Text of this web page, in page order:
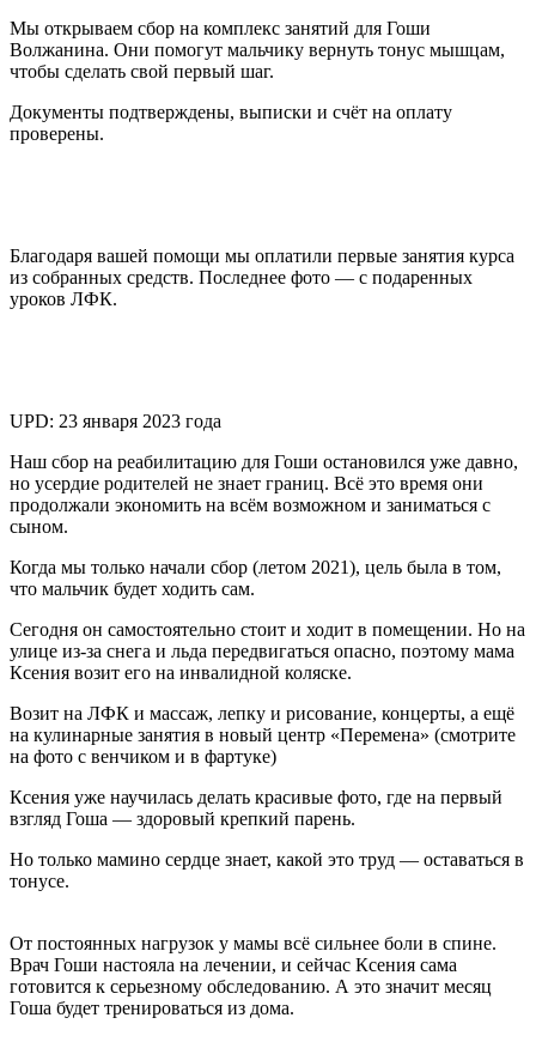
Мы открываем сбор на комплекс занятий для Гоши
Волжанина. Они помогут мальчику вернуть тонус мышцам,
чтобы сделать свой первый шаг.
Документы подтверждены, выписки и счёт на оплату
проверены.
Благодаря вашей помощи мы оплатили первые занятия курса
из собранных средств. Последнее фото — с подаренных
уроков ЛФК.
UPD: 23 января 2023 года
Наш сбор на реабилитацию для Гоши остановился уже давно,
но усердие родителей не знает границ. Всё это время они
продолжали экономить на всём возможном и заниматься с
сыном.
Когда мы только начали сбор (летом 2021), цель была в том,
что мальчик будет ходить сам.
Сегодня он самостоятельно стоит и ходит в помещении. Но на
улице из-за снега и льда передвигаться опасно, поэтому мама
Ксения возит его на инвалидной коляске.
Возит на ЛФК и массаж, лепку и рисование, концерты, а ещё
на кулинарные занятия в новый центр «Перемена» (смотрите
на фото с венчиком и в фартуке)
Ксения уже научилась делать красивые фото, где на первый
взгляд Гоша — здоровый крепкий парень.
Но только мамино сердце знает, какой это труд — оставаться в
тонусе.
От постоянных нагрузок у мамы всё сильнее боли в спине.
Врач Гоши настояла на лечении, и сейчас Ксения сама
готовится к серьезному обследованию. А это значит месяц
Гоша будет тренироваться из дома.